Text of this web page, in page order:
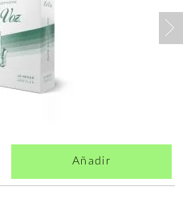
Añadir